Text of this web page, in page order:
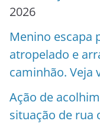
2026
Menino escapa
atropelado e
caminhão. Veja
Ação de
situação de rua